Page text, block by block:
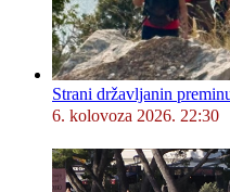
Strani državljanin
6. kolovoza 2026. 22:30